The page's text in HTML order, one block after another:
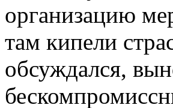
организацию
там кипели
обсуждался,